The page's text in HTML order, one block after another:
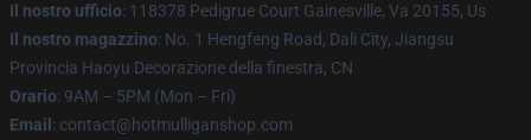
Il nostro ufficio: 118378 Pedigrue Court Gainesville, Va 20155, Us
Il nostro magazzino: No. 1 Hengfeng Road, Dali City, Jiangsu
Provincia Haoyu Decorazione della finestra, CN
Orario: 9AM – 5PM (Mon – Fri)
Email : contact@hotmulliganshop.com